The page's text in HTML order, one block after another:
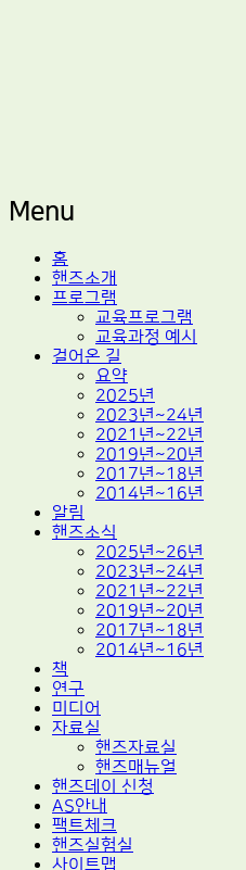
Menu
Skip
content
홈
핸즈소개
프로그램
교육프로그램
교육과정 예시
걸어온 길
요약
2025년
2023년~24년
2021년~22년
2019년~20년
2017년~18년
2014년~16년
알림
핸즈소식
2025년~26년
2023년~24년
2021년~22년
2019년~20년
2017년~18년
2014년~16년
책
연구
미디어
자료실
핸즈자료실
핸즈매뉴얼
핸즈데이 신청
AS안내
팩트체크
핸즈실험실
사이트맵